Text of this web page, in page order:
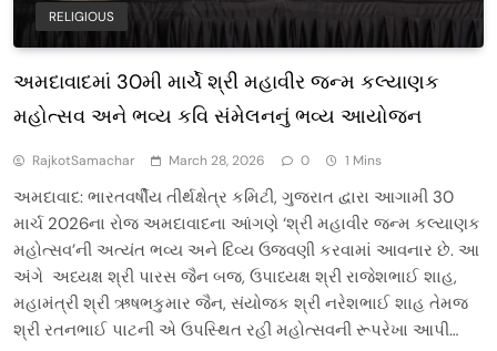
RELIGIOUS
અમદાવાદમાં 30મી માર્ચે શ્રી મહાવીર જન્મ કલ્યાણક
મહોત્સવ અને ભવ્ય કવિ સંમેલનનું ભવ્ય આયોજન
RajkotSamachar March 28, 2026 0 1 Mins
અમદાવાદ: ભારતવર્ષીય તીર્થક્ષેત્ર કમિટી, ગુજરાત દ્વારા આગામી 30
માર્ચ 2026ના રોજ અમદાવાદના આંગણે ‘શ્રી મહાવીર જન્મ કલ્યાણક
મહોત્સવ’ની અત્યંત ભવ્ય અને દિવ્ય ઉજવણી કરવામાં આવનાર છે. આ
અંગે અધ્યક્ષ શ્રી પારસ જૈન બજ, ઉપાધ્યક્ષ શ્રી રાજેશભાઈ શાહ,
મહામંત્રી શ્રી ઋષભકુમાર જૈન, સંયોજક શ્રી નરેશભાઈ શાહ તેમજ
શ્રી રતનભાઈ પાટની એ ઉપસ્થિત રહી મહોત્સવની રૂપરેખા આપી…